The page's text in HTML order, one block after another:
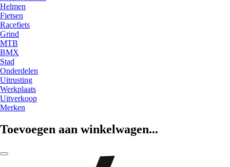
Helmen
Fietsen
Racefiets
Grind
MTB
BMX
Stad
Onderdelen
Uitrusting
Werkplaats
Uitverkoop
Merken
Toevoegen aan winkelwagen...